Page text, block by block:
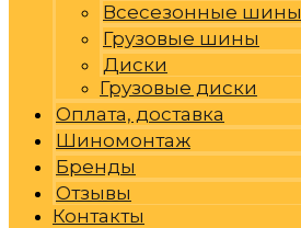
Всесезонные шины
Грузовые шины
Диски
Грузовые диски
Оплата, доставка
Шиномонтаж
Бренды
Отзывы
Контакты